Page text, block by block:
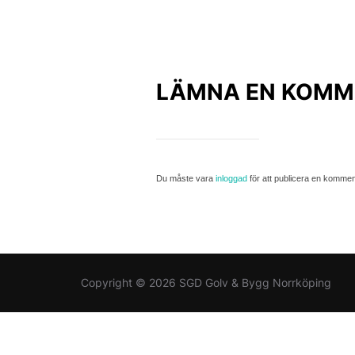
LÄMNA EN
Du måste vara inloggad för att publicera en
Copyright © 2026 SGD Golv & Bygg Norrköping